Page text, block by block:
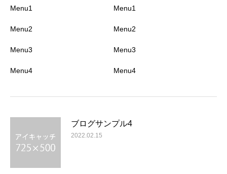
Menu1
Menu2
Menu3
Menu4
Menu1
Menu2
Menu3
Menu4
ブログサンプル4
2022.02.15